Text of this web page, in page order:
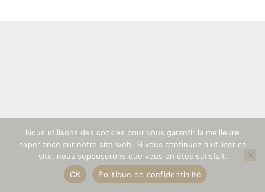
Nous utilisons des cookies pour vous garantir la meilleure
expérience sur notre site web. Si vous continuez à utiliser ce
site, nous supposerons que vous en êtes satisfait.
OK
Politique de confidentialité